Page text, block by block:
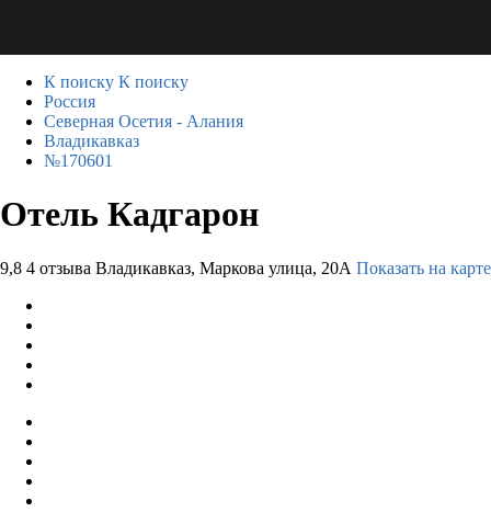
К поиску К поиску
Россия
Северная Осетия - Алания
Владикавказ
№170601
Отель Кадгарон
9,8 4 отзыва Владикавказ, Маркова улица, 20А Показать на карте